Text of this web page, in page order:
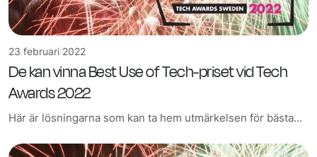
23 februari 2022
De kan vinna Best Use of Tech-priset vid Tech
Awards 2022
Här är lösningarna som kan ta hem utmärkelsen för bästa...